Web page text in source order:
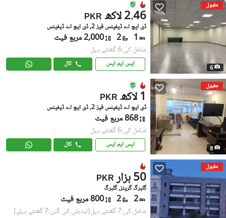
مقبول
6
PKR 2.46 لاکھ
ڈی ایچ اے ڈیفینس فیز 2, ڈی ایچ اے ڈیفینس
1
2 2,000 مربع فیٹ
شامل کی:6 گھنٹے پہل
ایس ایم ایس کال
مقبول
8
PKR 1 لاکھ
ڈی ایچ اے ڈیفینس فیز 2, ڈی ایچ اے ڈیفینس
868 مربع فیٹ
شامل کی:6 گھنٹے پہل
ایس ایم ایس کال
مقبول
PKR 50 ہزار
گلبرگ گرینز, گلبرگ
2
2 800 مربع فیٹ
شامل کی:7 گھنٹے پہل (تبدیلی کی گئی:7 گھنٹے پہلے)